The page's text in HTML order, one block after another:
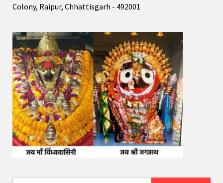
Colony, Raipur, Chhattisgarh - 492001